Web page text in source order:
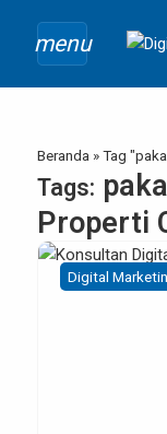
menu
Beranda »Tag
Tags:
Properti
Digital